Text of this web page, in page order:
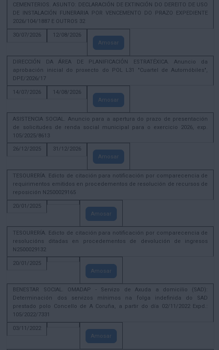
CEMENTERIOS. ASUNTO: DECLARACIÓN DE EXTINCIÓN DO DEREITO DE USO
DE INSTALACIÓN FUNERARIA POR VENCEMENTO DO PRAZO EXPEDIENTE
2026/104/1887 E OUTROS 32
30/07/2026
12/08/2026
Amosar
DIRECCIÓN DA ÁREA DE PLANIFICACIÓN ESTRATÉXICA. Anuncio da
aprobación inicial do proxecto do POL L31 "Cuartel de Automóbiles",
DPE/2026/17
14/07/2026
14/08/2026
Amosar
ASISTENCIA SOCIAL. Anuncio para a apertura do prazo de presentación
de solicitudes de renda social municipal para o exercicio 2026, exp.
105/2025/8613
26/12/2025
31/12/2026
Amosar
TESOURERÍA. Edicto de citación para notificación por comparecencia de
requirimentos emitidos en procedementos de resolución de recursos de
reposición N2500029165
20/01/2025
Amosar
TESOURERÍA. Edicto de citación para notificación por comparecencia de
resolucións ditadas en procedementos de devolución de ingresos
N2500029132
20/01/2025
Amosar
BENESTAR SOCIAL. OMADAP - Servizo de Axuda a domicilio (SAD):
Determinación dos servizos mínimos na folga indefinida do SAD
prestado polo Concello de A Coruña, a partir do día 02/11/2022 Expd.:
105/2022/7331
03/11/2022
Amosar